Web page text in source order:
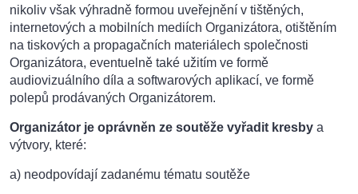
nikoliv však výhradně formou uveřejnění v tištěných,
internetových a mobilních mediích Organizátora, otištěním
na tiskových a propagačních materiálech společnosti
Organizátora, eventuelně také užitím ve formě
audiovizuálního díla a softwarových aplikací, ve formě
polepů prodávaných Organizátorem.
Organizátor je oprávněn ze soutěže vyřadit kresby a
výtvory, které:
a) neodpovídají zadanému tématu soutěže